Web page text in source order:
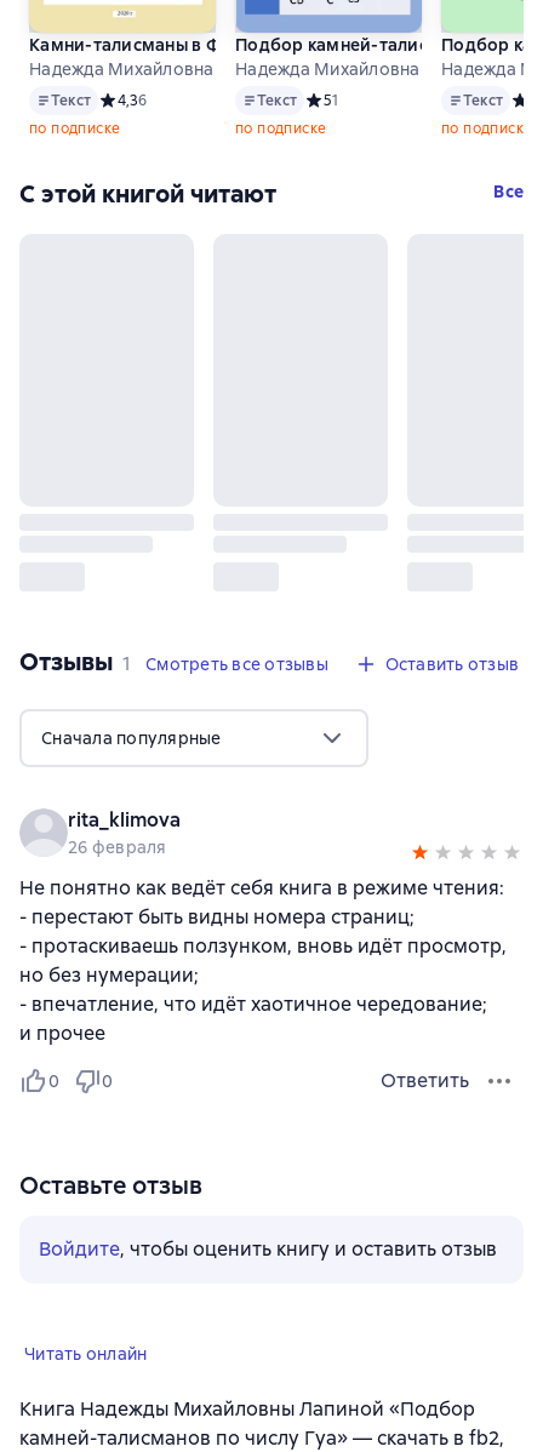
Камни-талисманы в ФЭН-ШУЙ
Надежда Михайловна Лапина
Текст
Текст Средний рейтинг 4,3 на основе 6 оценок
4,36
по подписке
Подбор камней-талисманов по
Надежда Михайловна Лапина
Текст
Текст Средний рейтинг 5 на основе 1
51
по подписке
Подбор
Надежда
Текст
Текст
по подписке
С этой книгой читают Все
Отзывы 1 отзыв
1 Смотреть все отзывы Оставить отзыв
Сначала популярные
rita_klimova
26 февраля
Не понятно как ведёт себя книга в режиме чтения:
- перестают быть видны номера страниц;
- протаскиваешь ползунком, вновь идёт просмотр,
но без нумерации;
- впечатление, что идёт хаотичное чередование;
и прочее
0 0 Ответить
Оставьте отзыв
Войдите, чтобы оценить книгу и оставить отзыв
Читать онлайн
Книга Надежды Михайловны Лапиной «Подбор
камней-талисманов по числу Гуа» — скачать в fb2,